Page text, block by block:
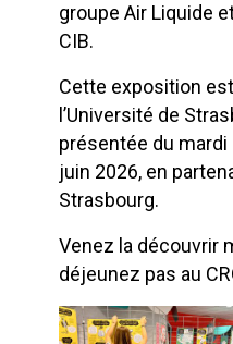
groupe Air Liquide
CIB.
Cette exposition
l’Université de
présentée du mardi
juin 2026, en
Strasbourg.
Venez la découvrir
déjeunez pas au